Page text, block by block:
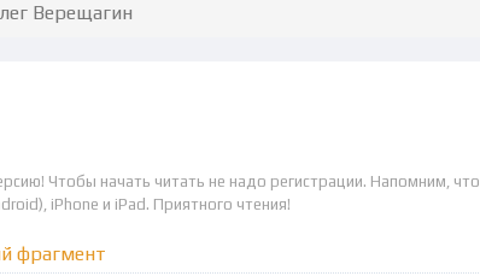
Верещагин
Чтобы начать читать не надо регистрации. Напомним, что
iPhone и iPad. Приятного чтения!
фрагмент